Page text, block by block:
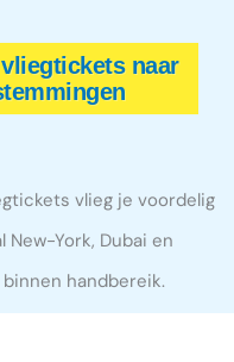
naar
vlieg je voordelig
York, Dubai en
handbereik.